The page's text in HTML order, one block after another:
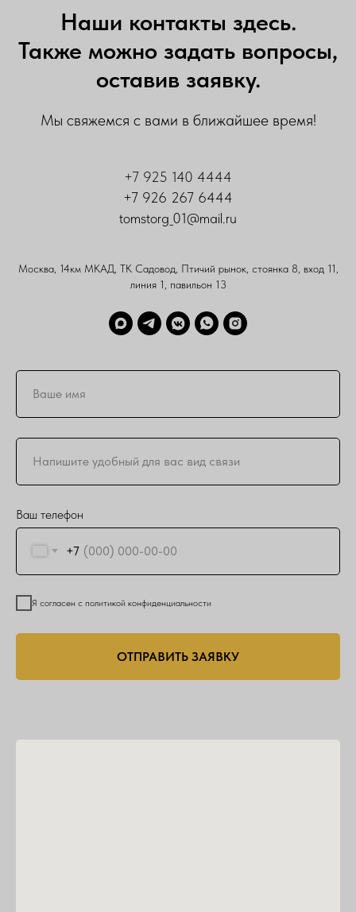
Наши контакты здесь.
Также можно задать вопросы,
оставив заявку.
Мы свяжемся с вами в ближайшее время!
+7 925 140 4444
+7 926 267 6444
tomstorg_01@mail.ru
Москва, 14км МКАД, ТК Садовод, Птичий рынок, стоянка 8, вход 11,
линия 1, павильон 13
Ваш телефон
+7
Я согласен с политикой конфиденциальности
ОТПРАВИТЬ ЗАЯВКУ